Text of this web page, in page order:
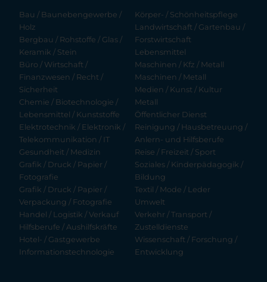
Bau / Baunebengewerbe /
Holz
Bergbau / Rohstoffe / Glas /
Keramik / Stein
Büro / Wirtschaft /
Finanzwesen / Recht /
Sicherheit
Chemie / Biotechnologie /
Lebensmittel / Kunststoffe
Elektrotechnik / Elektronik /
Telekommunikation / IT
Gesundheit / Medizin
Grafik / Druck / Papier /
Fotografie
Grafik / Druck / Papier /
Verpackung / Fotografie
Handel / Logistik / Verkauf
Hilfsberufe / Aushilfskräfte
Hotel- / Gastgewerbe
Informationstechnologie
Körper- / Schönheitspflege
Landwirtschaft / Gartenbau /
Forstwirtschaft
Lebensmittel
Maschinen / Kfz / Metall
Maschinen / Metall
Medien / Kunst / Kultur
Metall
Öffentlicher Dienst
Reinigung / Hausbetreuung /
Anlern- und Hilfsberufe
Reise / Freizeit / Sport
Soziales / Kinderpädagogik /
Bildung
Textil / Mode / Leder
Umwelt
Verkehr / Transport /
Zustelldienste
Wissenschaft / Forschung /
Entwicklung